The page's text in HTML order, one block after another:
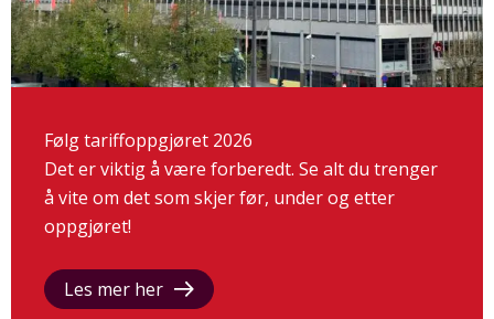
Følg tariffoppgjøret 2026
Det er viktig å være forberedt. Se alt du trenger
å vite om det som skjer før, under og etter
oppgjøret!
Les mer her